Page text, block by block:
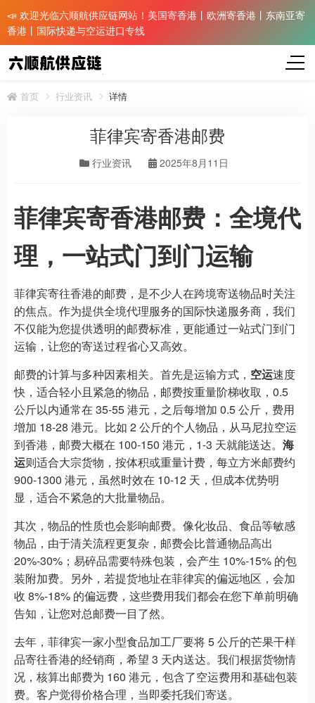
📣 欢迎光临六顺航供应链网站！美国寄香港丨欧洲寄香港丨东南亚寄
香港丨国际快递与空运进口专线
首页 行业资讯 详情
菲律宾寄香港邮费
行业资讯 2025年8月11日
菲律宾寄香港邮费：全境代
理，一站式门到门运输
菲律宾寄往香港的邮费，是不少人在跨境寄送物品时关注
的焦点。作为提供全境代理服务的国际快递服务商，我们
不仅能为您提供透明的邮费标准，更能通过一站式门到门
运输，让您的寄送过程省心又高效。
邮费的计算与多种因素相关。首先是运输方式， 空运速度
快，适合轻小且紧急的物品，邮费按重量阶梯收取，0.5
公斤以内通常在 35-55 港元，之后每增加 0.5 公斤，费用
增加 18-28 港元。比如 2 公斤的个人物品，从马尼拉空运
到香港，邮费大概在 100-150 港元，1-3 天就能送达。 海
运则适合大宗货物，按体积或重量计费，每立方米邮费约
900-1300 港元，虽然时效在 10-12 天，但成本优势明
显，适合不紧急的大批量物品。
其次，物品的性质也会影响邮费。像化妆品、食品等敏感
物品，由于清关流程更复杂，邮费会比普通物品高出
20%-30%；易碎品需要特殊包装，会产生 10%-15% 的包
装附加费。另外，若提货地址在菲律宾的偏远地区，会加
收 8%-18% 的偏远费，这些费用我们都会在您下单前明确
告知，让您对总邮费一目了然。
去年，菲律宾一家小型食品加工厂要将 5 公斤的芒果干样
品寄往香港的经销商，希望 3 天内送达。我们根据货物情
况，核算出邮费为 160 港元，包含了空运费用和基础包装
费。客户觉得价格合理，当即委托我们寄送。